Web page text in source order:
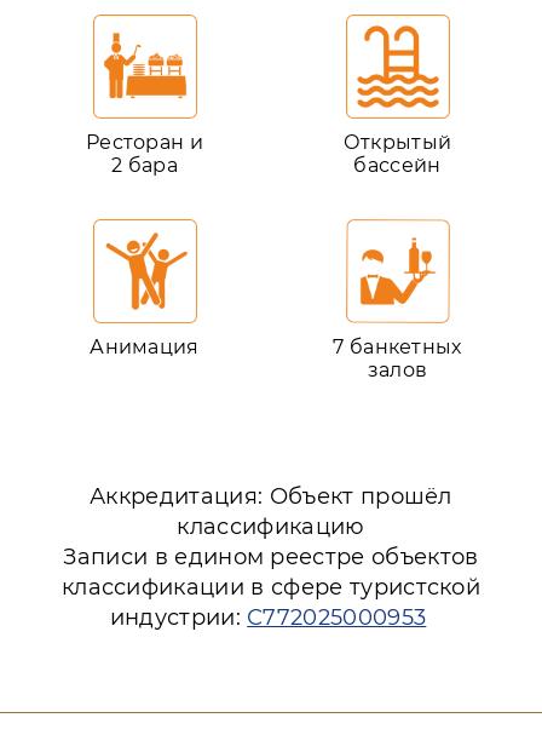
Ресторан и
2 бара
Открытый
бассейн
Анимация
7 банкетных
залов
Аккредитация: Объект прошёл
классификацию
Записи в едином реестре объектов
классификации в сфере туристской
индустрии: С772025000953